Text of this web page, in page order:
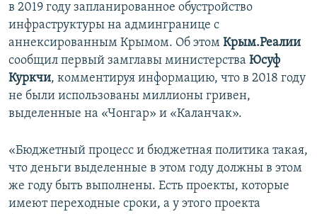
в 2019 году запланированное обустройство
инфраструктуры на админгранице с
аннексированным Крымом. Об этом Крым.Реалии
сообщил первый замглавы министерства Юсуф
Куркчи, комментируя информацию, что в 2018 году
не были использованы миллионы гривен,
выделенные на «Чонгар» и «Каланчак».
«Бюджетный процесс и бюджетная политика такая,
что деньги выделенные в этом году должны в этом
же году быть выполнены. Есть проекты, которые
имеют переходные сроки, а у этого проекта